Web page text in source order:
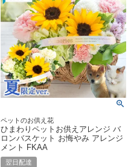
ペットのお供え花
ひまわりペットお供えアレンジ バ
ロンバスケット お悔やみ アレンジ
メント FKAA
翌日配達